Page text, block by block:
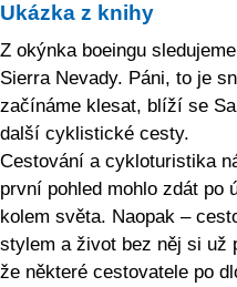
Ukázka z knihy
Z okýnka boeingu
Sierra Nevady. Páni, to je
začínáme klesat, blíží se
další cyklistické cesty.
Cestování a cykloturistika
první pohled mohlo zdát po
kolem světa. Naopak –
stylem a život bez něj si už
že některé cestovatele po